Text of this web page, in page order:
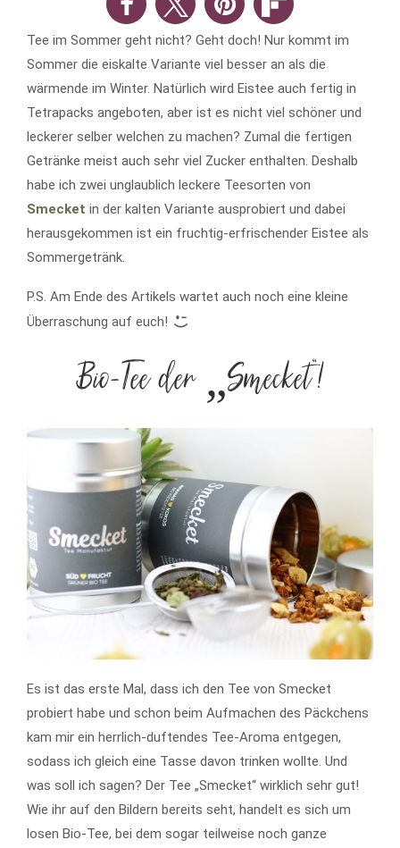
Tee im Sommer geht nicht? Geht doch! Nur kommt im
Sommer die eiskalte Variante viel besser an als die
wärmende im Winter. Natürlich wird Eistee auch fertig in
Tetrapacks angeboten, aber ist es nicht viel schöner und
leckerer selber welchen zu machen? Zumal die fertigen
Getränke meist auch sehr viel Zucker enthalten. Deshalb
habe ich zwei unglaublich leckere Teesorten von
Smecket in der kalten Variante ausprobiert und dabei
herausgekommen ist ein fruchtig-erfrischender Eistee als
Sommergetränk.
P.S. Am Ende des Artikels wartet auch noch eine kleine
Überraschung auf euch!
Bio-Tee der „Smecket“!
Es ist das erste Mal, dass ich den Tee von Smecket
probiert habe und schon beim Aufmachen des Päckchens
kam mir ein herrlich-duftendes Tee-Aroma entgegen,
sodass ich gleich eine Tasse davon trinken wollte. Und
was soll ich sagen? Der Tee „Smecket“ wirklich sehr gut!
Wie ihr auf den Bildern bereits seht, handelt es sich um
losen Bio-Tee, bei dem sogar teilweise noch ganze